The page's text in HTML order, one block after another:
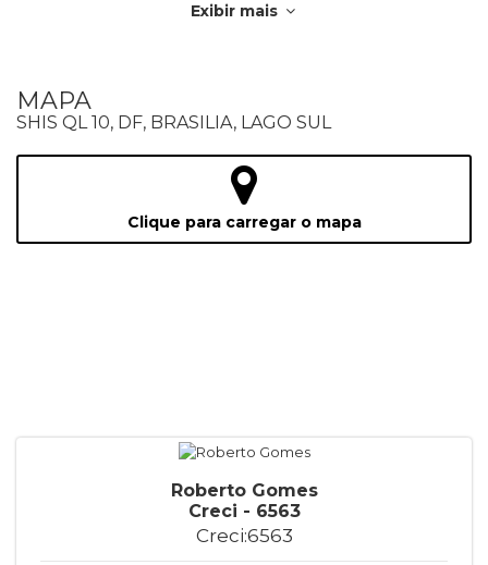
**** Imovel ocupado, favor solicitar visitas com antecedência
para conhecer essa excelente residência.
Desde 1997 fazendo bons negócio
Avaliação para venda e locação
Exibir mais
MAPA
SHIS QL 10, DF, BRASILIA, LAGO SUL
Clique para carregar o mapa
Roberto Gomes
Creci - 6563
Creci:6563